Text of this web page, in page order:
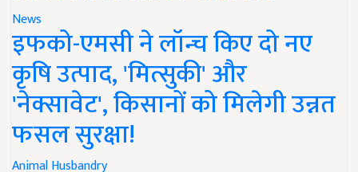
News
इफको-एमसी ने लॉन्च किए दो नए
कृषि उत्पाद, 'मित्सुकी' और
'नेक्सावेट', किसानों को मिलेगी उन्नत
फसल सुरक्षा!
Animal Husbandry